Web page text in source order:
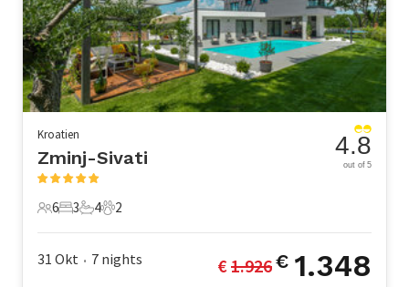
Kroatien
Zminj-Sivati
6 Gäste
6
3 Schlafzimmer
3
4 Badezimmer
4
2 Haustiere
2
4.8
out of 5
31 Okt • 7 nights € 1.926€ 1.348